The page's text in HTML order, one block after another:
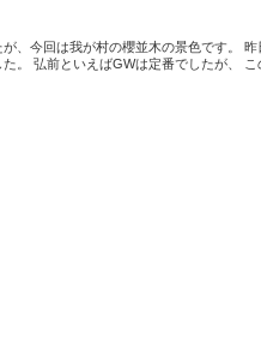
、今回は我が村の櫻並木の景色です。
。 弘前といえばGWは定番でしたが、